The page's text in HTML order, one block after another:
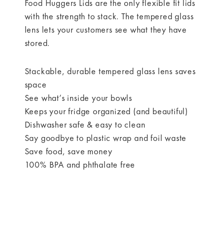
Food Huggers Lids are the only flexible fit lids
with the strength to stack. The tempered glass
lens lets your customers see what they have
stored.
Stackable, durable tempered glass lens saves
space
See what’s inside your bowls
Keeps your fridge organized (and beautiful)
Dishwasher safe & easy to clean
Say goodbye to plastic wrap and foil waste
Save food, save money
100% BPA and phthalate free